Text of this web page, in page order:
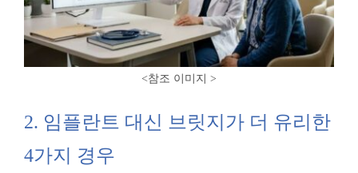
<참조 이미지 >
2. 임플란트 대신 브릿지가 더 유리한
4가지 경우